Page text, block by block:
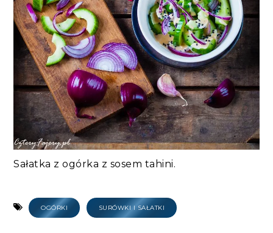
Sałatka z ogórka z sosem tahini.
OGÓRKI SURÓWKI I SAŁATKI